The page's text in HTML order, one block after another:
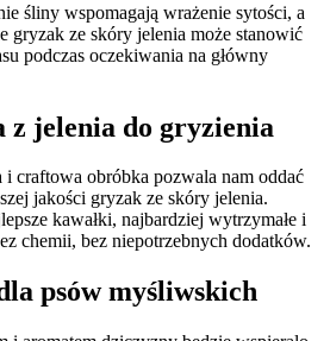
śliny wspomagają wrażenie sytości, a
gryzak ze skóry jelenia może stanowić
podczas oczekiwania na główny
z jelenia do gryzienia
i craftowa obróbka pozwala nam oddać
jakości gryzak ze skóry jelenia.
kawałki, najbardziej wytrzymałe i
chemii, bez niepotrzebnych dodatków.
psów myśliwskich